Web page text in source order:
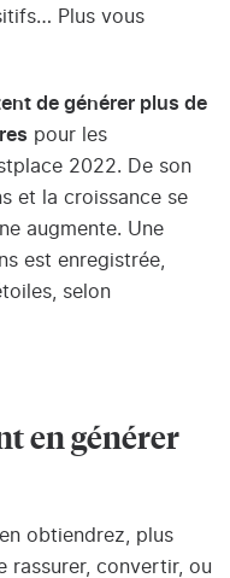
Plus vous
de générer plus de
pour les
2022. De son
et la croissance se
augmente. Une
est enregistrée,
selon
en générer
obtiendrez, plus
rassurer, convertir, ou